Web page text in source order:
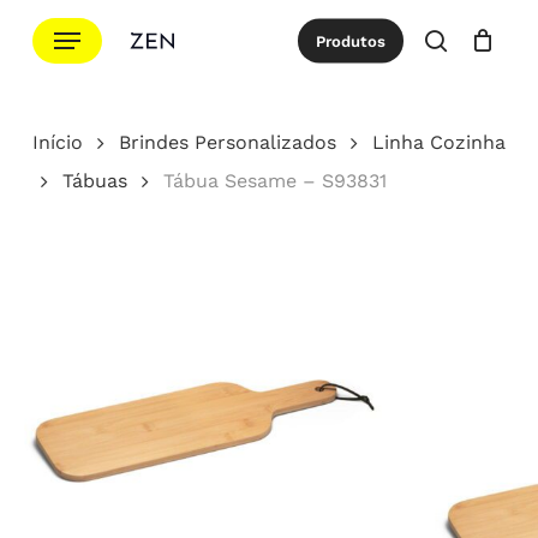
para
principal
Menu Produtos
procurar
Cotação Close
Início Brindes Personalizados
Linha Cozinha
Tábuas
Tábua Sesame – S93831